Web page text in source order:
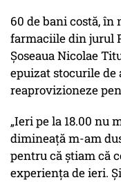
60 de bani costă, în
farmaciile din jurul
Șoseaua Nicolae
epuizat stocurile de
reaprovizioneze
„Ieri pe la 18.00 nu
dimineață m-am
pentru că știam că
experiența de ieri.